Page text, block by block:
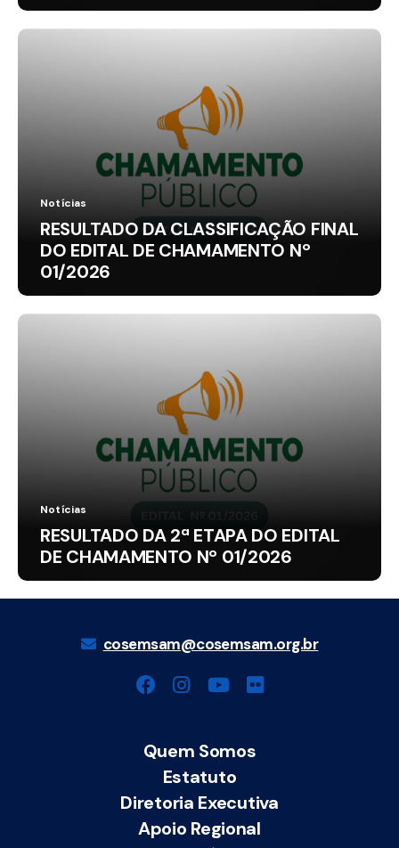
Notícias
RESULTADO DA CLASSIFICAÇÃO FINAL
DO EDITAL DE CHAMAMENTO Nº
01/2026
Notícias
RESULTADO DA 2ª ETAPA DO EDITAL
DE CHAMAMENTO Nº 01/2026
cosemsam@cosemsam.org.br
Quem Somos
Estatuto
Diretoria Executiva
Apoio Regional